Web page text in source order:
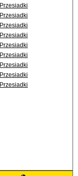
Przesiadki
Przesiadki
Przesiadki
Przesiadki
Przesiadki
Przesiadki
Przesiadki
Przesiadki
Przesiadki